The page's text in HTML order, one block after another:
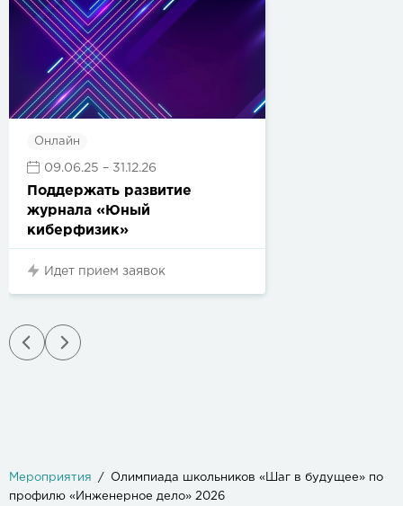
Онлайн
09.06.25 – 31.12.26
Поддержать развитие
журнала «Юный
киберфизик»
Идет прием заявок
Мероприятия
Олимпиада школьников «Шаг в будущее» по
профилю «Инженерное дело» 2026